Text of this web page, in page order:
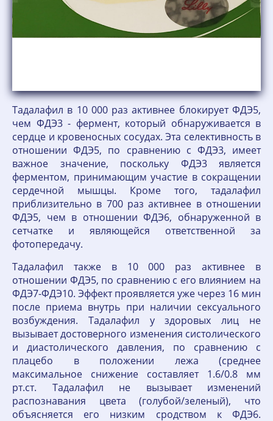
Тадалафил в 10 000 раз активнее блокирует ФДЭ5,
чем ФДЭ3 - фермент, который обнаруживается в
сердце и кровеносных сосудах. Эта селективность в
отношении ФДЭ5, по сравнению с ФДЭ3, имеет
важное значение, поскольку ФДЭ3 является
ферментом, принимающим участие в сокращении
сердечной мышцы. Кроме того, тадалафил
приблизительно в 700 раз активнее в отношении
ФДЭ5, чем в отношении ФДЭ6, обнаруженной в
сетчатке и являющейся ответственной за
фотопередачу.
Тадалафил также в 10 000 раз активнее в
отношении ФДЭ5, по сравнению с его влиянием на
ФДЭ7-ФДЭ10. Эффект проявляется уже через 16 мин
после приема внутрь при наличии сексуального
возбуждения. Тадалафил у здоровых лиц не
вызывает достоверного изменения систолического
и диастолического давления, по сравнению с
плацебо в положении лежа (среднее
максимальное снижение составляет 1.6/0.8 мм
рт.ст. Тадалафил не вызывает изменений
распознавания цвета (голубой/зеленый), что
объясняется его низким сродством к ФДЭ6.